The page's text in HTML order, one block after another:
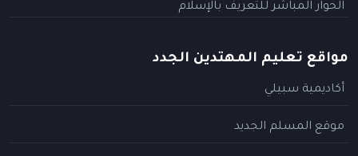
الحوار المباشر للتعريف بالإسلام
مواقع تعليم المهتدين الجدد
أكاديمية سبيلي
موقع المسلم الجديد